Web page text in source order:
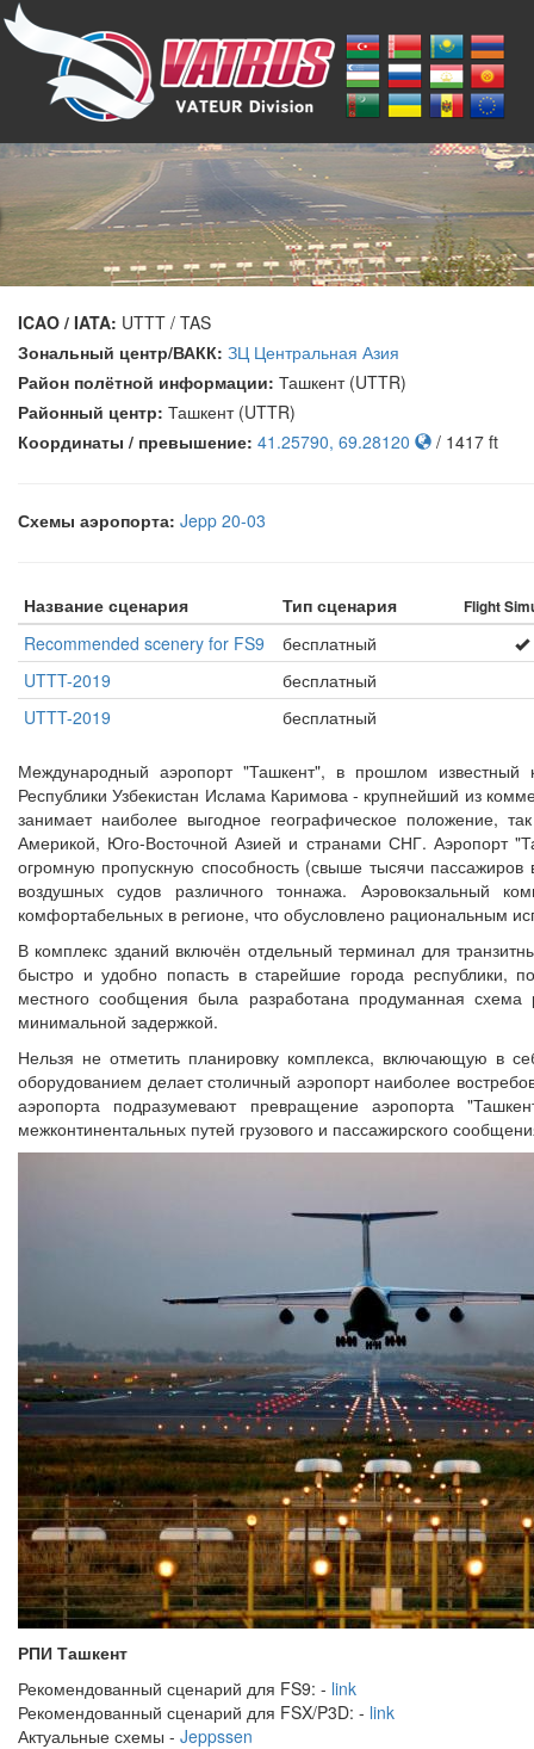
ICAO / IATA: UTTT / TAS
Зональный центр/ВАКК: ЗЦ Центральная Азия
Район полётной информации: Ташкент (UTTR)
Районный центр: Ташкент (UTTR)
Координаты / превышение: 41.25790, 69.28120 / 1417 ft
Схемы аэропорта: Jepp 20-03
Название сценария Тип сценария Flight
Recommended scenery for FS9
бесплатный
UTTT-2019
бесплатный
UTTT-2019
бесплатный
Международный аэропорт "Ташкент", в прошлом
Республики Узбекистан Ислама Каримова - крупнейший из
занимает наиболее выгодное географическое положение,
Америкой, Юго-Восточной Азией и странами СНГ. Аэропорт
огромную пропускную способность (свыше тысячи
воздушных судов различного тоннажа. Аэровокзальный
комфортабельных в регионе, что обусловлено рациональным
В комплекс зданий включён отдельный терминал для
быстро и удобно попасть в старейшие города республики,
местного сообщения была разработана продуманная
минимальной задержкой.
Нельзя не отметить планировку комплекса, включающую в
оборудованием делает столичный аэропорт наиболее
аэропорта подразумевают превращение аэропорта
межконтинентальных путей грузового и пассажирского
РПИ Ташкент
Рекомендованный сценарий для FS9: - link
Рекомендованный сценарий для FSX/P3D: - link
Актуальные схемы - Jeppssen